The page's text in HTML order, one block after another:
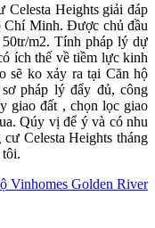
Celesta Heights giải đáp
Chí Minh. Được chủ đầu
m2. Tính pháp lý dự
ích thế về tiềm lực kinh
sẽ ko xảy ra tại Căn hộ
pháp lý đẩy đủ, công
giao đất , chọn lọc giao
Qúy vị để ý và có nhu
Celesta Heights tháng
Vinhomes Golden River